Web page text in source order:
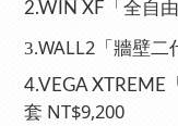
2.WIN XF「全自
3.WALL2「牆壁二
4.VEGA XTREME
套 NT$9,200